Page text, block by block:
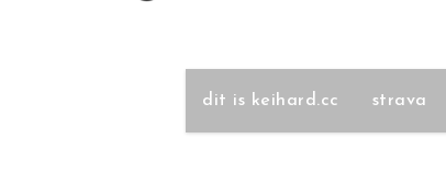
dit is keihard.cc strava